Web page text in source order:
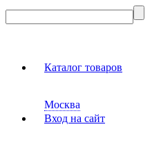
Каталог товаров
Москва
Вход на сайт